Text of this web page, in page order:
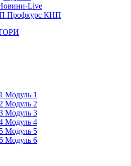
Live
Профкурс КНП
Модуль 1
Модуль 2
Модуль 3
Модуль 4
Модуль 5
Модуль 6